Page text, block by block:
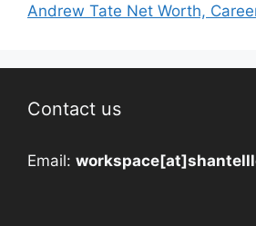
Andrew Tate Net Worth,
Contact us
Email: